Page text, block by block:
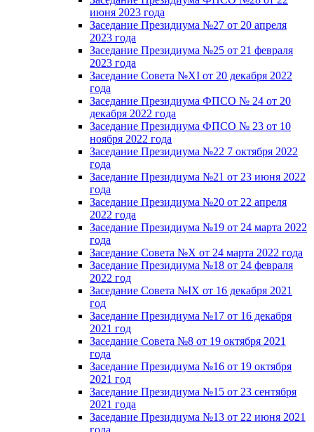
июня 2023 года
Заседание Президиума №27 от 20 апреля
2023 года
Заседание Президиума №25 от 21 февраля
2023 года
Заседание Совета №XI от 20 декабря 2022
года
Заседание Президиума ФПСО № 24 от 20
декабря 2022 года
Заседание Президиума ФПСО № 23 от 10
ноября 2022 года
Заседание Президиума №22 7 октября 2022
года
Заседание Президиума №21 от 23 июня 2022
года
Заседание Президиума №20 от 22 апреля
2022 года
Заседание Президиума №19 от 24 марта 2022
года
Заседание Совета №X от 24 марта 2022 года
Заседание Президиума №18 от 24 февраля
2022 год
Заседание Совета №IX от 16 декабря 2021
год
Заседание Президиума №17 от 16 декабря
2021 год
Заседание Совета №8 от 19 октября 2021
года
Заседание Президиума №16 от 19 октября
2021 год
Заседание Президиума №15 от 23 сентября
2021 года
Заседание Президиума №13 от 22 июня 2021
года